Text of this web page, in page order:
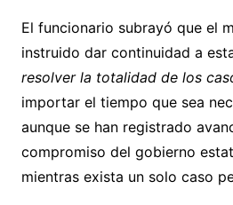
El funcionario subrayó que el
instruido dar continuidad a
resolver la totalidad de los
importar el tiempo que sea
aunque se han registrado
compromiso del gobierno
mientras exista un solo caso